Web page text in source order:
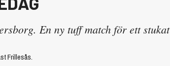
En ny tuff match för ett stukat
Frillesås.